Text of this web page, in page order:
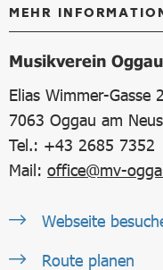
MEHR
Musikverein Oggau
Elias Wimmer-Gasse
7063 Oggau am
Tel.: +43 2685 7352
Mail: office@mv-
Webseite
Route planen